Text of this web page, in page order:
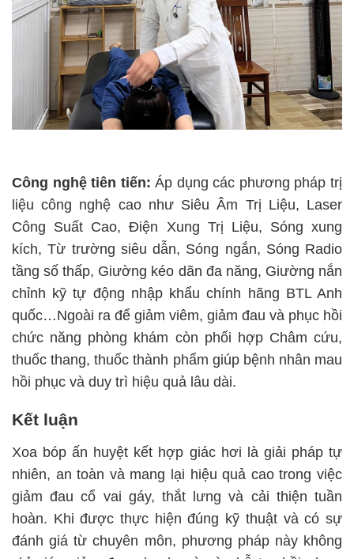
Công nghệ tiên tiến: Áp dụng các phương pháp trị
liệu công nghệ cao như Siêu Âm Trị Liệu, Laser
Công Suất Cao, Điện Xung Trị Liệu, Sóng xung
kích, Từ trường siêu dẫn, Sóng ngắn, Sóng Radio
tầng số thấp, Giường kéo dãn đa năng, Giường nắn
chỉnh kỹ tự động nhập khẩu chính hãng BTL Anh
quốc…Ngoài ra để giảm viêm, giảm đau và phục hồi
chức năng phòng khám còn phối hợp Châm cứu,
thuốc thang, thuốc thành phẩm giúp bệnh nhân mau
hồi phục và duy trì hiệu quả lâu dài.
Kết luận
Xoa bóp ấn huyệt kết hợp giác hơi là giải pháp tự
nhiên, an toàn và mang lại hiệu quả cao trong việc
giảm đau cổ vai gáy, thắt lưng và cải thiện tuần
hoàn. Khi được thực hiện đúng kỹ thuật và có sự
đánh giá từ chuyên môn, phương pháp này không